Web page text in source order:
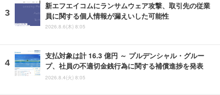
新エフエイコムにランサムウェア攻撃、取引先の従業
員に関する個人情報が漏えいした可能性
2026.8.6(木) 8:05
支払対象は計 16.3 億円 ～ プルデンシャル・グルー
プ、社員の不適切金銭行為に関する補償進捗を発表
2026.8.4(火) 8:05